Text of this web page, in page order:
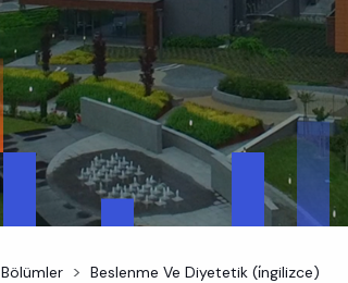
Bölümler Beslenme Ve Diyetetik (i̇ngilizce)